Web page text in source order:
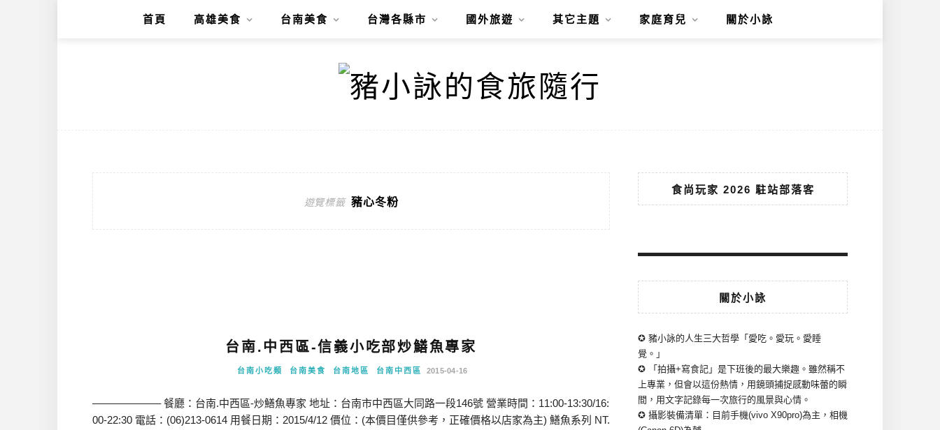
首頁 高雄美食 台南美食 台灣各縣市 國外旅遊 其它主題 家庭育兒 關於小詠
遊覽標籤 豬心冬粉
台南.中西區-信義小吃部炒鱔魚專家
台南小吃類 台南美食 台南地區 台南中西區 2015-04-16
——————– 餐廳：台南.中西區-炒鱔魚專家 地址：台南市中西區大同路一段146號 營業時間：11:00-13:30/16:
00-22:30 電話：(06)213-0614 用餐日期：2015/4/12 價位：(本價目僅供參考，正確價格以店家為主) 鱔魚系列 NT.
食尚玩家 2026 駐站部落客
關於小詠
✪ 豬小詠的人生三大哲學「愛吃。愛玩。愛睡
覺。」
✪ 「拍攝+寫食記」是下班後的最大樂趣。雖然稱不
上專業，但會以這份熱情，用鏡頭捕捉感動味蕾的瞬
間，用文字記錄每一次旅行的風景與心情。
✪ 攝影裝備清單：目前手機(vivo X90pro)為主，相機